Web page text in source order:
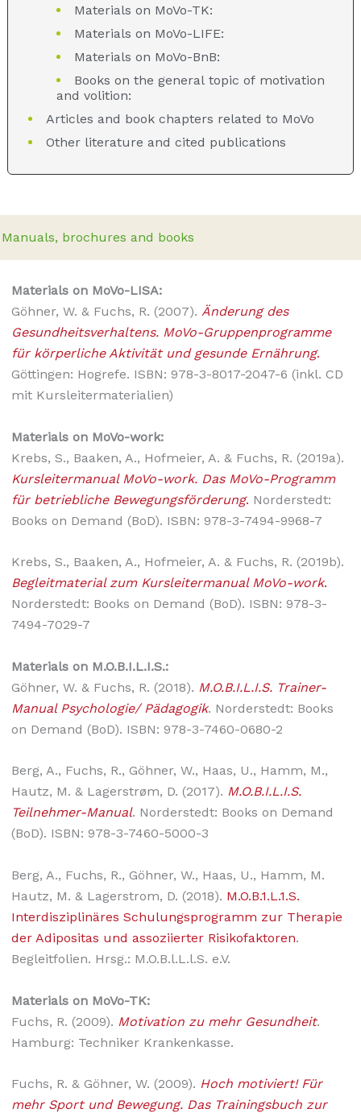
Materials on MoVo-TK:
Materials on MoVo-LIFE:
Materials on MoVo-BnB:
Books on the general topic of motivation
and volition:
Articles and book chapters related to MoVo
Other literature and cited publications
Manuals, brochures and books
Materials on MoVo-LISA:
Göhner, W. & Fuchs, R. (2007). Änderung des
Gesundheitsverhaltens. MoVo-Gruppenprogramme
für körperliche Aktivität und gesunde Ernährung.
Göttingen: Hogrefe. ISBN: 978-3-8017-2047-6 (inkl. CD
mit Kursleitermaterialien)
Materials on MoVo-work:
Krebs, S., Baaken, A., Hofmeier, A. & Fuchs, R. (2019a).
Kursleitermanual MoVo-work. Das MoVo-Programm
für betriebliche Bewegungsförderung. Norderstedt:
Books on Demand (BoD). ISBN: 978-3-7494-9968-7
Krebs, S., Baaken, A., Hofmeier, A. & Fuchs, R. (2019b).
Begleitmaterial zum Kursleitermanual MoVo-work.
Norderstedt: Books on Demand (BoD). ISBN: 978-3-
7494-7029-7
Materials on M.O.B.I.L.I.S.:
Göhner, W. & Fuchs, R. (2018). M.O.B.I.L.I.S. Trainer-
Manual Psychologie/ Pädagogik. Norderstedt: Books
on Demand (BoD). ISBN: 978-3-7460-0680-2
Berg, A., Fuchs, R., Göhner, W., Haas, U., Hamm, M.,
Hautz, M. & Lagerstrøm, D. (2017). M.O.B.I.L.I.S.
Teilnehmer-Manual. Norderstedt: Books on Demand
(BoD). ISBN: 978-3-7460-5000-3
Berg, A., Fuchs, R., Göhner, W., Haas, U., Hamm, M.
Hautz, M. & Lagerstrom, D. (2018). M.O.B.1.L.1.S.
Interdisziplinäres Schulungsprogramm zur Therapie
der Adipositas und assoziierter Risikofaktoren.
Begleitfolien. Hrsg.: M.O.B.l.L.l.S. e.V.
Materials on MoVo-TK:
Fuchs, R. (2009). Motivation zu mehr Gesundheit.
Hamburg: Techniker Kranken­kasse.
Fuchs, R. & Göhner, W. (2009). Hoch motiviert! Für
mehr Sport und Bewegung. Das Trainingsbuch zur